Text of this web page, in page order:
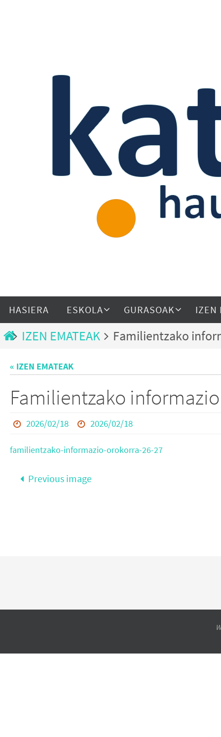
HASIERA ESKOLA GURASOAK IZEN
IZEN EMATEAK Familientzako
« IZEN EMATEAK
Familientzako
2026/02/18 2026/02/18
familientzako-informazio-orokorra-26-27
Previous image